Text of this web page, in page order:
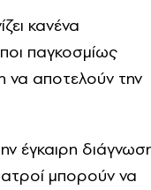
κανένα
παγκοσμίως
να αποτελούν την
έγκαιρη
μπορούν να